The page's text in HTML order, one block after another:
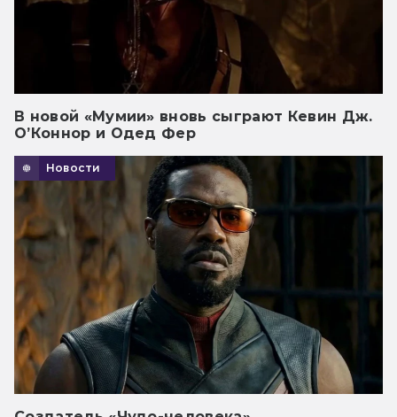
В новой «Мумии» вновь сыграют Кевин Дж.
О’Коннор и Одед Фер
Новости